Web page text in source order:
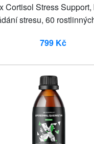
Cortisol Stress
stresu, 60
799 Kč